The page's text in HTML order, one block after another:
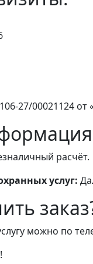
27/00021124 от
расчёт.
услуг:
можно по